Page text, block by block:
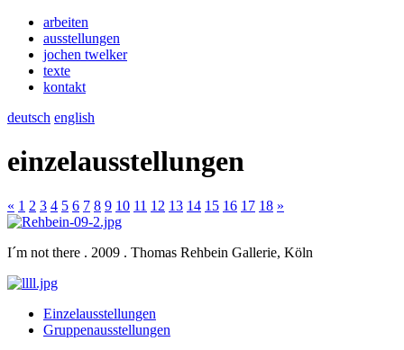
arbeiten
ausstellungen
jochen twelker
texte
kontakt
deutsch english
einzelausstellungen
« 1 2 3 4 5 6 7 8 9 10 11 12 13 14 15 16 17 18 »
I´m not there . 2009 . Thomas Rehbein Gallerie, Köln
Einzelausstellungen
Gruppenausstellungen